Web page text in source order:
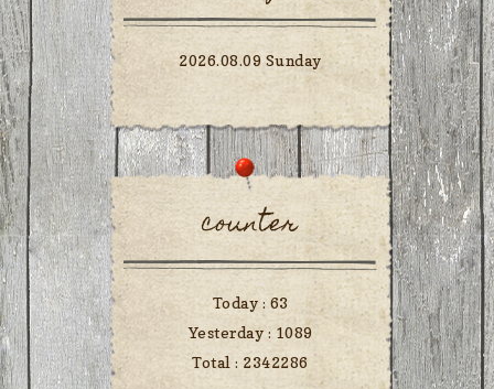
2026.08.09 Sunday
counter
Today : 63
Yesterday : 1089
Total : 2342286